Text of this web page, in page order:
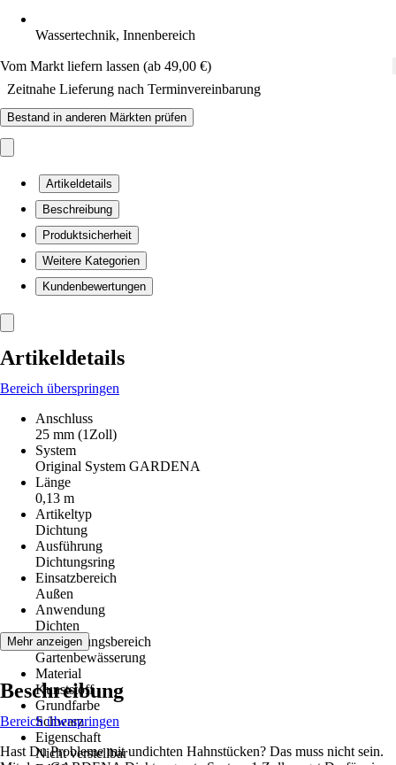
Wassertechnik, Innenbereich
Vom Markt liefern lassen (ab 49,00 €)
Zeitnahe Lieferung nach Terminvereinbarung
Bestand in anderen Märkten prüfen
Artikeldetails
Beschreibung
Produktsicherheit
Weitere Kategorien
Kundenbewertungen
Artikeldetails
Bereich überspringen
Anschluss
25 mm (1Zoll)
System
Original System GARDENA
Länge
0,13 m
Artikeltyp
Dichtung
Ausführung
Dichtungsring
Einsatzbereich
Außen
Anwendung
Dichten
Anwendungsbereich
Gartenbewässerung
Material
Kunststoff
Grundfarbe
Schwarz
Eigenschaft
Nicht verstellbar
Mehr anzeigen
Beschreibung
Bereich überspringen
Hast Du Probleme mit undichten Hahnstücken? Das muss nicht sein.